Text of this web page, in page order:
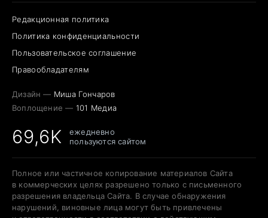
Редакционная политика
Политика конфиденциальности
Пользовательское соглашение
Правообладателям
Дизайн — Миша Гончаров
Воплощение — 101 Медиа
69,6K
ежедневно
пользуются сайтом
Полное или частичное копирование материалов Сайта
в коммерческих целях разрешено только с письменного
разрешения владельца Сайта. В случае обнаружения
нарушений, виновные лица могут быть привлечены